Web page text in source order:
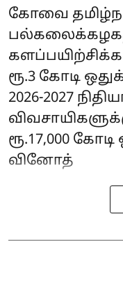
கோவை
ரூ.3 கோடி
2026-2027
ரூ.17,000
வினோத்